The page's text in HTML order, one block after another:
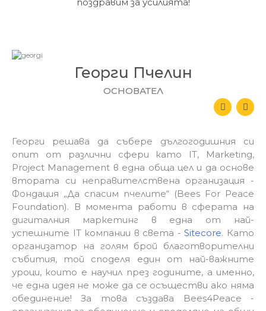
Георги Пчелин
ОСНОВАТЕЛ
L
i
n
e
d
i
n
-
i
n
E
n
v
l
o
p
e
Георги решава да събере дългогодишния си
опит от различни сфери като IT, Marketing,
Project Management в една обща цел и да основе
втората си неправителствена организация -
Фондация „Да спасим пчелите“ (Bees For Peace
Foundation). В момента работи в сферата на
дигиталния маркетинг в една от най-
успешните IT компании в света -Sitecore. Като
организатор на голям брой благотворителни
събития, той споделя един от най-важните
уроци, които е научил през годините, а именно,
че една идея не може да се осъществи ако няма
обединение! За това създава Bees4Peace -